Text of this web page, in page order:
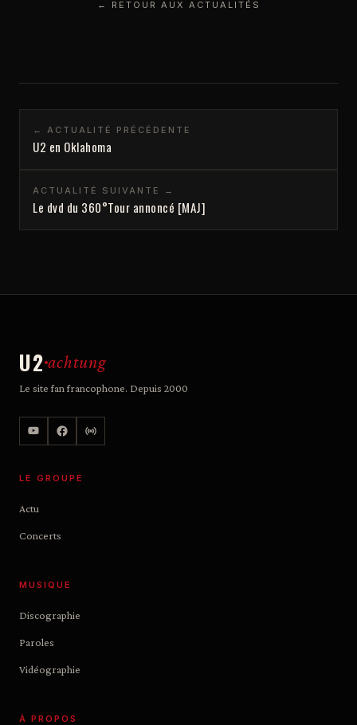
← RETOUR AUX ACTUALITÉS
← ACTUALITÉ PRÉCÉDENTE
U2 en Oklahoma
ACTUALITÉ SUIVANTE →
Le dvd du 360°Tour annoncé [MAJ]
U2 achtung
Le site fan francophone. Depuis 2000
LE GROUPE
Actu
Concerts
MUSIQUE
Discographie
Paroles
Vidéographie
À PROPOS